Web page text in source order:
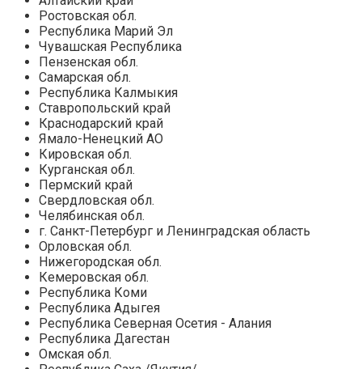
Ростовская обл.
Республика Марий Эл
Чувашская Республика
Пензенская обл.
Самарская обл.
Республика Калмыкия
Ставропольский край
Краснодарский край
Ямало-Ненецкий АО
Кировская обл.
Курганская обл.
Пермский край
Свердловская обл.
Челябинская обл.
г. Санкт-Петербург и Ленинградская область
Орловская обл.
Нижегородская обл.
Кемеровская обл.
Республика Коми
Республика Адыгея
Республика Северная Осетия - Алания
Республика Дагестан
Омская обл.